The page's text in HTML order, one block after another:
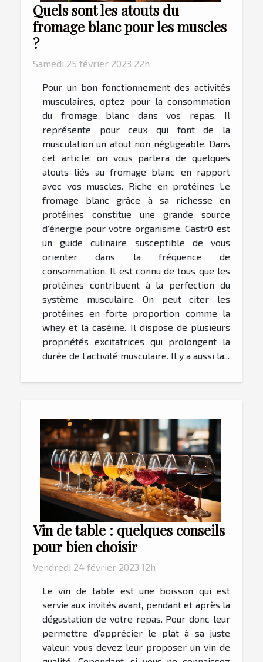
Quels sont les atouts du
fromage blanc pour les muscles
?
Samedi 25 février 2023 22h
Pour un bon fonctionnement des activités
musculaires, optez pour la consommation
du fromage blanc dans vos repas. Il
représente pour ceux qui font de la
musculation un atout non négligeable. Dans
cet article, on vous parlera de quelques
atouts liés au fromage blanc en rapport
avec vos muscles. Riche en protéines Le
fromage blanc grâce à sa richesse en
protéines constitue une grande source
d’énergie pour votre organisme. Gastr0 est
un guide culinaire susceptible de vous
orienter dans la fréquence de
consommation. Il est connu de tous que les
protéines contribuent à la perfection du
système musculaire. On peut citer les
protéines en forte proportion comme la
whey et la caséine. Il dispose de plusieurs
propriétés excitatrices qui prolongent la
durée de l’activité musculaire. Il y a aussi la...
Vin de table : quelques conseils
pour bien choisir
Vendredi 24 février 2023 12h
Le vin de table est une boisson qui est
servie aux invités avant, pendant et après la
dégustation de votre repas. Pour donc leur
permettre d’apprécier le plat à sa juste
valeur, vous devez leur proposer un vin de